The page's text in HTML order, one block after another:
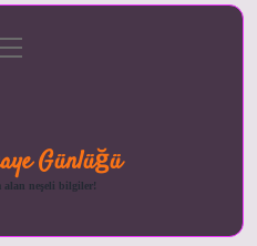
Günlüğü
alan neşeli bilgiler!